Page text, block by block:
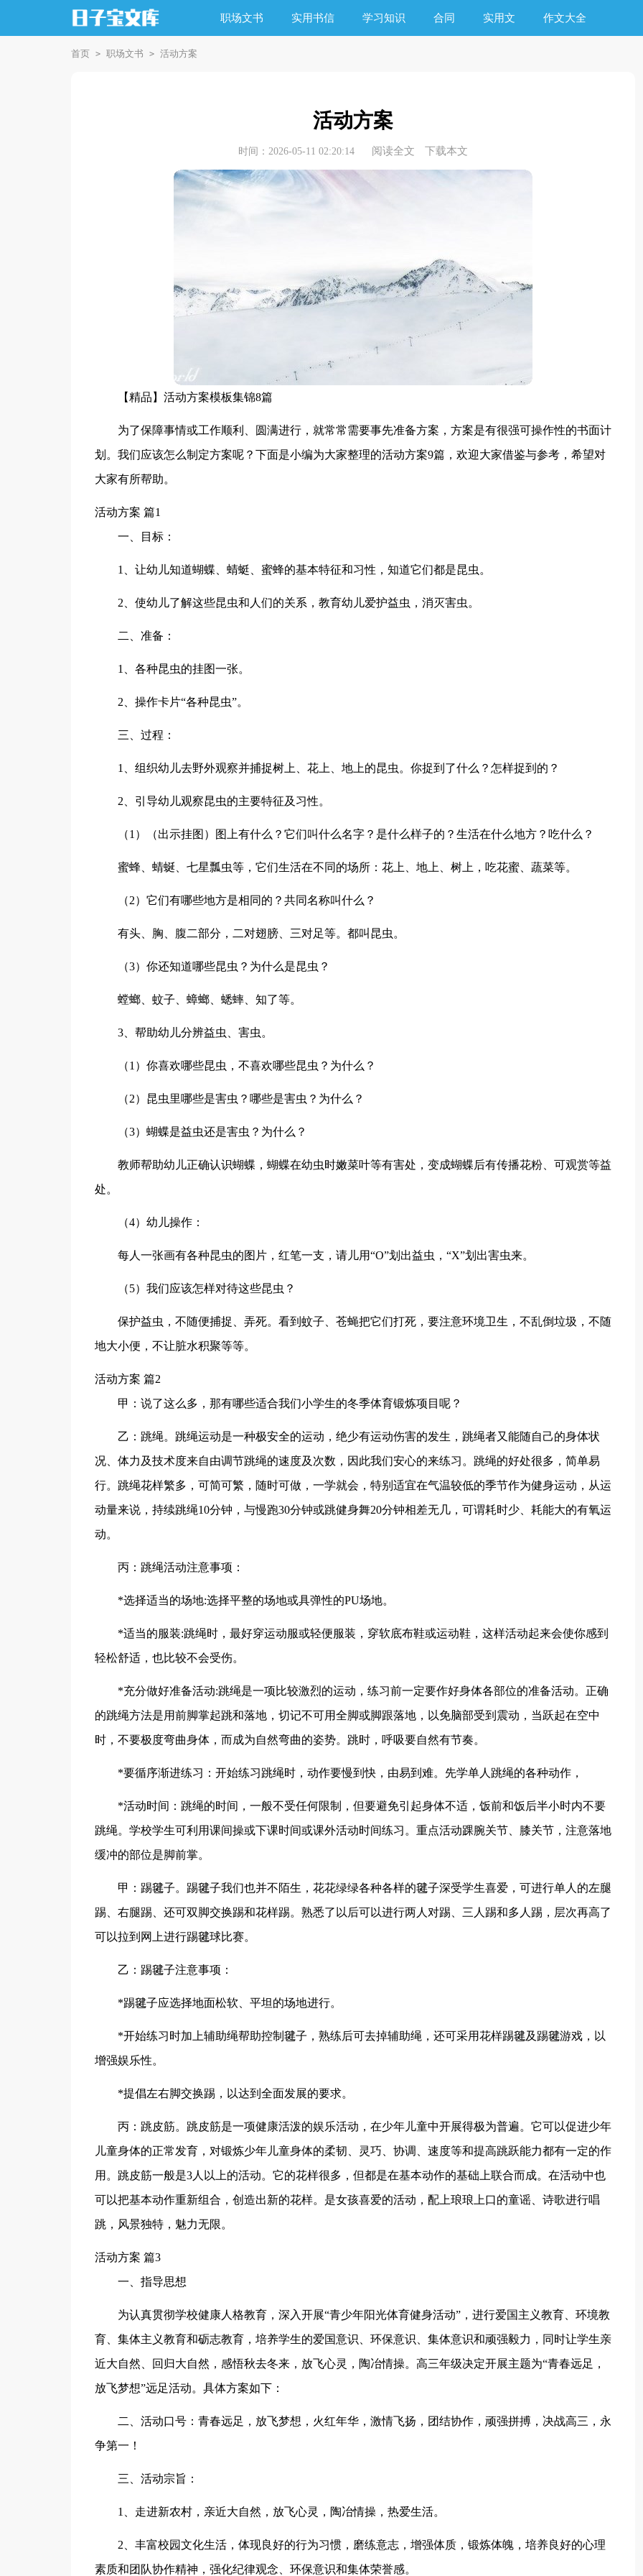
职场文书 实用书信 学习知识 合同 实用文 作文大全
首页 > 职场文书 > 活动方案
活动方案
时间：2026-05-11 02:20:14 阅读全文 下载本文
【精品】活动方案模板集锦8篇
为了保障事情或工作顺利、圆满进行，就常常需要事先准备方案，方案是有很强可操作性的书面计
划。我们应该怎么制定方案呢？下面是小编为大家整理的活动方案9篇，欢迎大家借鉴与参考，希望对
大家有所帮助。
活动方案 篇1
一、目标：
1、让幼儿知道蝴蝶、蜻蜓、蜜蜂的基本特征和习性，知道它们都是昆虫。
2、使幼儿了解这些昆虫和人们的关系，教育幼儿爱护益虫，消灭害虫。
二、准备：
1、各种昆虫的挂图一张。
2、操作卡片“各种昆虫”。
三、过程：
1、组织幼儿去野外观察并捕捉树上、花上、地上的昆虫。你捉到了什么？怎样捉到的？
2、引导幼儿观察昆虫的主要特征及习性。
（1）（出示挂图）图上有什么？它们叫什么名字？是什么样子的？生活在什么地方？吃什么？
蜜蜂、蜻蜒、七星瓢虫等，它们生活在不同的场所：花上、地上、树上，吃花蜜、蔬菜等。
（2）它们有哪些地方是相同的？共同名称叫什么？
有头、胸、腹二部分，二对翅膀、三对足等。都叫昆虫。
（3）你还知道哪些昆虫？为什么是昆虫？
螳螂、蚊子、蟑螂、蟋蟀、知了等。
3、帮助幼儿分辨益虫、害虫。
（1）你喜欢哪些昆虫，不喜欢哪些昆虫？为什么？
（2）昆虫里哪些是害虫？哪些是害虫？为什么？
（3）蝴蝶是益虫还是害虫？为什么？
教师帮助幼儿正确认识蝴蝶，蝴蝶在幼虫时嫩菜叶等有害处，变成蝴蝶后有传播花粉、可观赏等益
处。
（4）幼儿操作：
每人一张画有各种昆虫的图片，红笔一支，请儿用“O”划出益虫，“X”划出害虫来。
（5）我们应该怎样对待这些昆虫？
保护益虫，不随便捕捉、弄死。看到蚊子、苍蝇把它们打死，要注意环境卫生，不乱倒垃圾，不随
地大小便，不让脏水积聚等等。
活动方案 篇2
甲：说了这么多，那有哪些适合我们小学生的冬季体育锻炼项目呢？
乙：跳绳。跳绳运动是一种极安全的运动，绝少有运动伤害的发生，跳绳者又能随自己的身体状
况、体力及技术度来自由调节跳绳的速度及次数，因此我们安心的来练习。跳绳的好处很多，简单易
行。跳绳花样繁多，可简可繁，随时可做，一学就会，特别适宜在气温较低的季节作为健身运动，从运
动量来说，持续跳绳10分钟，与慢跑30分钟或跳健身舞20分钟相差无几，可谓耗时少、耗能大的有氧运
动。
丙：跳绳活动注意事项：
*选择适当的场地:选择平整的场地或具弹性的PU场地。
*适当的服装:跳绳时，最好穿运动服或轻便服装，穿软底布鞋或运动鞋，这样活动起来会使你感到
轻松舒适，也比较不会受伤。
*充分做好准备活动:跳绳是一项比较激烈的运动，练习前一定要作好身体各部位的准备活动。正确
的跳绳方法是用前脚掌起跳和落地，切记不可用全脚或脚跟落地，以免脑部受到震动，当跃起在空中
时，不要极度弯曲身体，而成为自然弯曲的姿势。跳时，呼吸要自然有节奏。
*要循序渐进练习：开始练习跳绳时，动作要慢到快，由易到难。先学单人跳绳的各种动作，
*活动时间：跳绳的时间，一般不受任何限制，但要避免引起身体不适，饭前和饭后半小时内不要
跳绳。学校学生可利用课间操或下课时间或课外活动时间练习。重点活动踝腕关节、膝关节，注意落地
缓冲的部位是脚前掌。
甲：踢毽子。踢毽子我们也并不陌生，花花绿绿各种各样的毽子深受学生喜爱，可进行单人的左腿
踢、右腿踢、还可双脚交换踢和花样踢。熟悉了以后可以进行两人对踢、三人踢和多人踢，层次再高了
可以拉到网上进行踢毽球比赛。
乙：踢毽子注意事项：
*踢毽子应选择地面松软、平坦的场地进行。
*开始练习时加上辅助绳帮助控制毽子，熟练后可去掉辅助绳，还可采用花样踢毽及踢毽游戏，以
增强娱乐性。
*提倡左右脚交换踢，以达到全面发展的要求。
丙：跳皮筋。跳皮筋是一项健康活泼的娱乐活动，在少年儿童中开展得极为普遍。它可以促进少年
儿童身体的正常发育，对锻炼少年儿童身体的柔韧、灵巧、协调、速度等和提高跳跃能力都有一定的作
用。跳皮筋一般是3人以上的活动。它的花样很多，但都是在基本动作的基础上联合而成。在活动中也
可以把基本动作重新组合，创造出新的花样。是女孩喜爱的活动，配上琅琅上口的童谣、诗歌进行唱
跳，风景独特，魅力无限。
活动方案 篇3
一、指导思想
为认真贯彻学校健康人格教育，深入开展“青少年阳光体育健身活动”，进行爱国主义教育、环境教
育、集体主义教育和砺志教育，培养学生的爱国意识、环保意识、集体意识和顽强毅力，同时让学生亲
近大自然、回归大自然，感悟秋去冬来，放飞心灵，陶冶情操。高三年级决定开展主题为“青春远足，
放飞梦想”远足活动。具体方案如下：
二、活动口号：青春远足，放飞梦想，火红年华，激情飞扬，团结协作，顽强拼搏，决战高三，永
争第一！
三、活动宗旨：
1、走进新农村，亲近大自然，放飞心灵，陶冶情操，热爱生活。
2、丰富校园文化生活，体现良好的行为习惯，磨练意志，增强体质，锻炼体魄，培养良好的心理
素质和团队协作精神，强化纪律观念、环保意识和集体荣誉感。